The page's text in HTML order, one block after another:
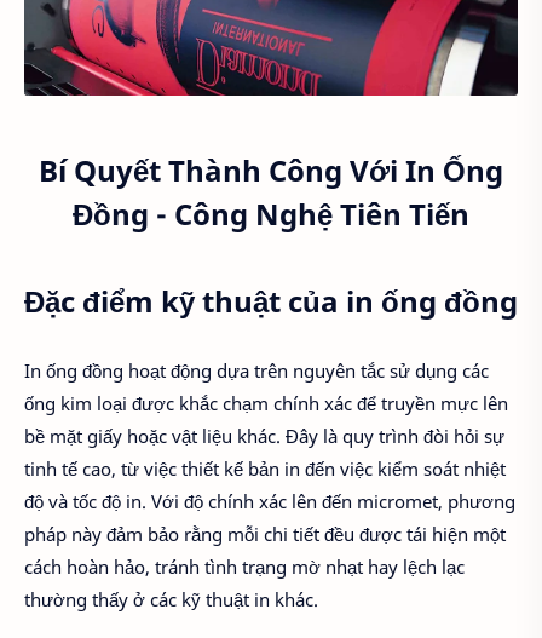
Bí Quyết Thành Công Với In Ống
Đồng - Công Nghệ Tiên Tiến
Đặc điểm kỹ thuật của in ống đồng
In ống đồng hoạt động dựa trên nguyên tắc sử dụng các
ống kim loại được khắc chạm chính xác để truyền mực lên
bề mặt giấy hoặc vật liệu khác. Đây là quy trình đòi hỏi sự
tinh tế cao, từ việc thiết kế bản in đến việc kiểm soát nhiệt
độ và tốc độ in. Với độ chính xác lên đến micromet, phương
pháp này đảm bảo rằng mỗi chi tiết đều được tái hiện một
cách hoàn hảo, tránh tình trạng mờ nhạt hay lệch lạc
thường thấy ở các kỹ thuật in khác.